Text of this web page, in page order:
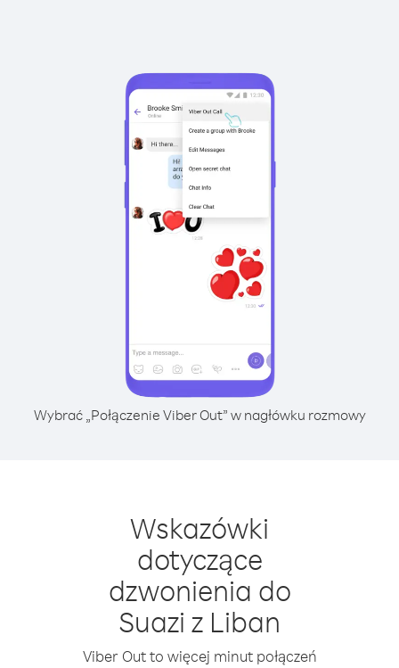
Wybrać „Połączenie Viber Out” w nagłówku rozmowy
Wskazówki
dotyczące
dzwonienia do
Suazi z Liban
Viber Out to więcej minut połączeń